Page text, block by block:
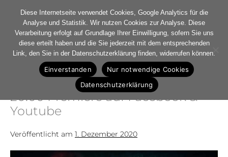
Monat:Dezember 2020
20:00 Premiere auf Facebook &
Youtube
Veröffentlicht am 1. Dezember 2020
Diese Internetseite verwendet Cookies, Google Analytics für die
Analyse und Statistik. Wir nutzen Cookies zur Analyse. Diese
Verarbeitung erfolgt auf Grundlage Ihrer Einwilligung, sofern Sie uns
diese erteilt haben und die Sie jederzeit mit dem entsprechenden
Link, den Sie in der Datenschutzerklärung finden, widerrufen können.
Einverstanden
Nur notwendige Cookies
Datenschutzerklärung